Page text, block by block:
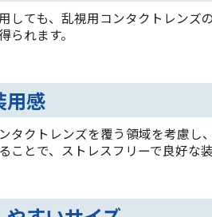
しても、乱視用コンタクトレンズ
られます。
用感
タクトレンズを覆う領域を考慮
ことで、ストレスフリーで良好な